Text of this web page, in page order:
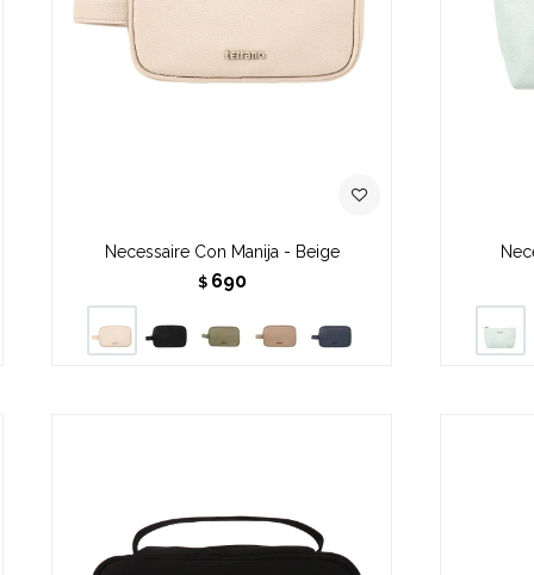
Necessaire Con Manija - Beige
$ 690